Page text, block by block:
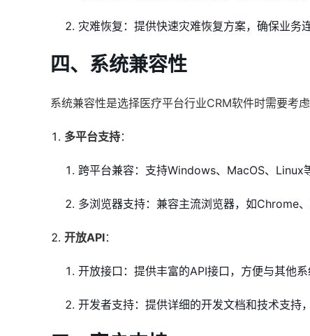
灾难恢复：提供快速灾难恢复方案，确保业务连
四、系统兼容性
系统兼容性是选择医疗平台行业CRM软件时需要考
多平台支持：
跨平台兼容：支持Windows、MacOS、Linux
多浏览器支持：兼容主流浏览器，如Chrome
开放API：
开放接口：提供丰富的API接口，方便与其他系
开发者支持：提供详细的开发文档和技术支持